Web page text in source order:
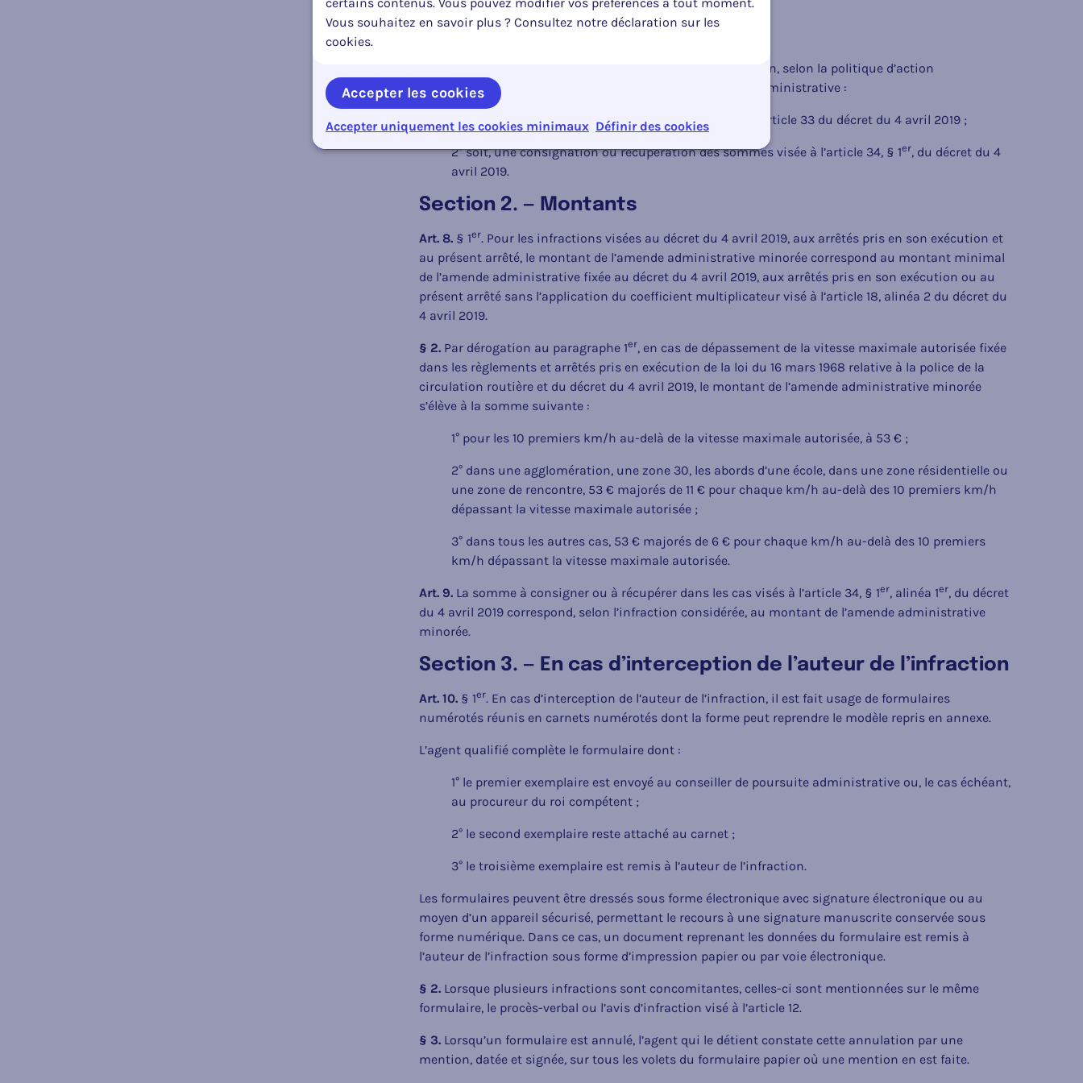
Section 1
Les agents qualifiés proposent à l’auteur de l’infraction, selon la politique d’action
administrative déterminée par le conseiller de poursuite administrative :
1° soit, une amende administrative minorée visée à l’article 33 du décret du 4 avril 2019 ;
2° soit, une consignation ou récupération des sommes visée à l’article 34, § 1er, du décret du 4
avril 2019.
Section 2. — Montants
Art. 8. § 1er. Pour les infractions visées au décret du 4 avril 2019, aux arrêtés pris en son exécution et
au présent arrêté, le montant de l’amende administrative minorée correspond au montant minimal
de l’amende administrative fixée au décret du 4 avril 2019, aux arrêtés pris en son exécution ou au
présent arrêté sans l’application du coefficient multiplicateur visé à l’article 18, alinéa 2 du décret du
4 avril 2019.
§ 2. Par dérogation au paragraphe 1er, en cas de dépassement de la vitesse maximale autorisée fixée
dans les règlements et arrêtés pris en exécution de la loi du 16 mars 1968 relative à la police de la
circulation routière et du décret du 4 avril 2019, le montant de l’amende administrative minorée
s’élève à la somme suivante :
1° pour les 10 premiers km/h au-delà de la vitesse maximale autorisée, à 53 € ;
2° dans une agglomération, une zone 30, les abords d’une école, dans une zone résidentielle ou
une zone de rencontre, 53 € majorés de 11 € pour chaque km/h au-delà des 10 premiers km/h
dépassant la vitesse maximale autorisée ;
3° dans tous les autres cas, 53 € majorés de 6 € pour chaque km/h au-delà des 10 premiers
km/h dépassant la vitesse maximale autorisée.
Art. 9. La somme à consigner ou à récupérer dans les cas visés à l’article 34, § 1er, alinéa 1er, du décret
du 4 avril 2019 correspond, selon l’infraction considérée, au montant de l’amende administrative
minorée.
Section 3. — En cas d’interception de l’auteur de l’infraction
Art. 10. § 1er. En cas d’interception de l’auteur de l’infraction, il est fait usage de formulaires
numérotés réunis en carnets numérotés dont la forme peut reprendre le modèle repris en annexe.
L’agent qualifié complète le formulaire dont :
1° le premier exemplaire est envoyé au conseiller de poursuite administrative ou, le cas échéant,
au procureur du roi compétent ;
2° le second exemplaire reste attaché au carnet ;
3° le troisième exemplaire est remis à l’auteur de l’infraction.
Les formulaires peuvent être dressés sous forme électronique avec signature électronique ou au
moyen d’un appareil sécurisé, permettant le recours à une signature manuscrite conservée sous
forme numérique. Dans ce cas, un document reprenant les données du formulaire est remis à
l’auteur de l’infraction sous forme d’impression papier ou par voie électronique.
§ 2. Lorsque plusieurs infractions sont concomitantes, celles-ci sont mentionnées sur le même
formulaire, le procès-verbal ou l’avis d’infraction visé à l’article 12.
§ 3. Lorsqu’un formulaire est annulé, l’agent qui le détient constate cette annulation par une
mention, datée et signée, sur tous les volets du formulaire papier où une mention en est faite.
Vous souhaitez en savoir plus ? Consultez notre déclaration sur les
cookies.
Accepter les cookies
Accepter uniquement les cookies minimaux Définir des cookies